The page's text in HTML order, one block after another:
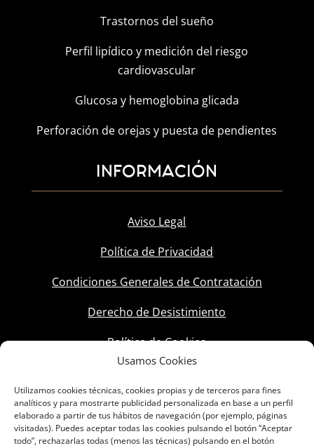
Usamos Cookies
Utilizamos cookies técnicas, cookies propias y de terceros para fines
analíticos y para mostrarte publicidad personalizada en base a un perfil
elaborado a partir de tus hábitos de navegación (por ejemplo, páginas
visitadas). Puedes aceptar todas las cookies pulsando el botón “Aceptar
todo”, rechazarlas todas (menos las técnicas) pulsando en el botón
Trastornos del sueño
Perfil lipídico y medición del riesgo
cardiovascular
Glucosa y hemoglobina glicada
Perforación de orejas y puesta de pendientes
INFORMACIÓN
Aviso Legal
Política de Privacidad
Condiciones Generales de Contratación
Derecho de Desistimiento
Política de Cookies